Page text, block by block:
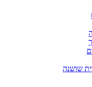
שושנה